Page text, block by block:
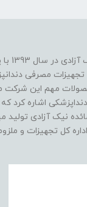
شرکت
تجهیزات مصرفی
مهم این شرکت
اشاره کرد
نیک آزادی تولید
کل تجهیزات و